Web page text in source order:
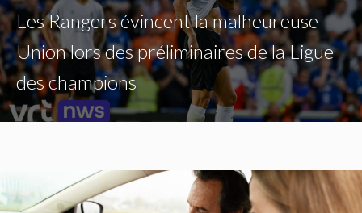
Les Rangers évincent la malheureuse
Union lors des préliminaires de la Ligue
des champions